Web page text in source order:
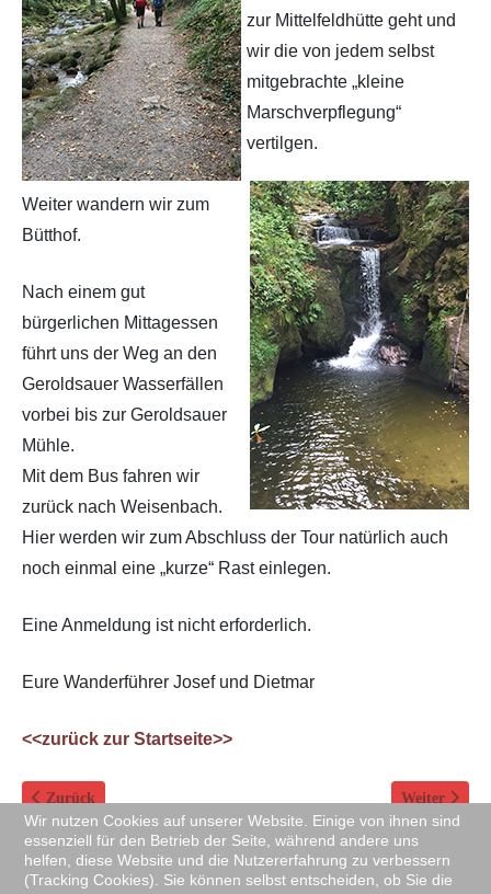
zur Mittelfeldhütte geht und
wir die von jedem selbst
mitgebrachte „kleine
Marschverpflegung“
vertilgen.
Weiter wandern wir zum
Bütthof.
Nach einem gut
bürgerlichen Mittagessen
führt uns der Weg an den
Geroldsauer Wasserfällen
vorbei bis zur Geroldsauer
Mühle.
Mit dem Bus fahren wir
zurück nach Weisenbach.
Hier werden wir zum Abschluss der Tour natürlich auch
noch einmal eine „kurze“ Rast einlegen.
Eine Anmeldung ist nicht erforderlich.
Eure Wanderführer Josef und Dietmar
<<zurück zur Startseite>>
Vorheriger Beitrag: 18.11.2016 Livemusik mit the GAP
Zurück Nächster
Weiter
Wir nutzen Cookies auf unserer Website. Einige von ihnen sind
essenziell für den Betrieb der Seite, während andere uns
helfen, diese Website und die Nutzererfahrung zu verbessern
(Tracking Cookies). Sie können selbst entscheiden, ob Sie die